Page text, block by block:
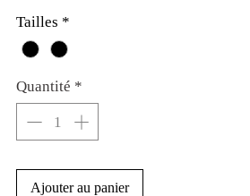
Tailles *
Quantité *
Ajouter au panier